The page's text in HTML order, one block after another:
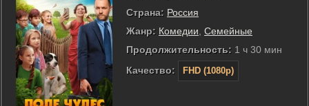
Страна: Россия
Жанр: Комедии Семейные
Продолжительность: 1 ч 30 мин
Качество:
FHD (1080p)